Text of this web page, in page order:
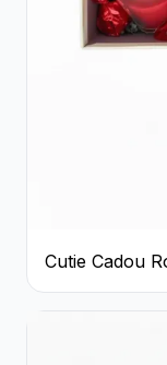
Cutie Cadou
Șampanie și